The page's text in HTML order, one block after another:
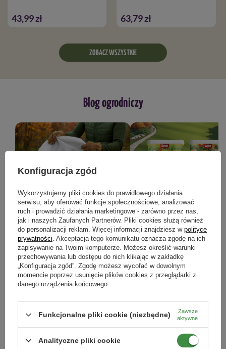
43,99 zł 63,79 zł
ZOBACZ WSZYSTKIE
Blog ogrodniczy
Prace w ogrodzie w listopadzie -
kompletny poradnik, jak
przygotować ogród do zimy
Jesienne prace w ogrodzie: pielęgnacja
roślin, ochrona przed mrozem,
nawożenie i porządki. Sprawdź, jak
przygotować ogród do zimy krok po
kroku.
Jesienne nawożenie roślin –
przygotować ogród na zimę?
Jesienne nawożenie to kluczowy
który pomoże wzmocnić rośliny przed
nadejściem zimy i przygotować je
bujnego wzrostu wiosną.
ZOBACZ WSZYSTKIE
Konfiguracja zgód
Wykorzystujemy pliki cookies do prawidłowego działania
serwisu, aby oferować funkcje społecznościowe, analizować
ruch i prowadzić działania marketingowe - zarówno przez nas,
jak i naszych Zaufanych Partnerów. Pliki cookies służą również
do personalizacji reklam. Więcej informacji znajdziesz w polityce
prywatności . Akceptacja tego komunikatu oznacza zgodę na ich
zapisywanie na Twoim komputerze. Możesz określić warunki
przechowywania lub dostępu do nich klikając w zakładkę
„Konfiguracja zgód”. Zgodę możesz wycofać w dowolnym
momencie poprzez usunięcie plików cookies z przeglądarki z
danego urządzenia końcowego.
Funkcjonalne pliki cookie (niezbędne)
Zawsze
aktywne
Analityczne pliki cookie